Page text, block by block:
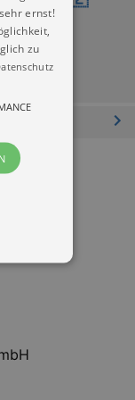
ernst!
zu
Ihren